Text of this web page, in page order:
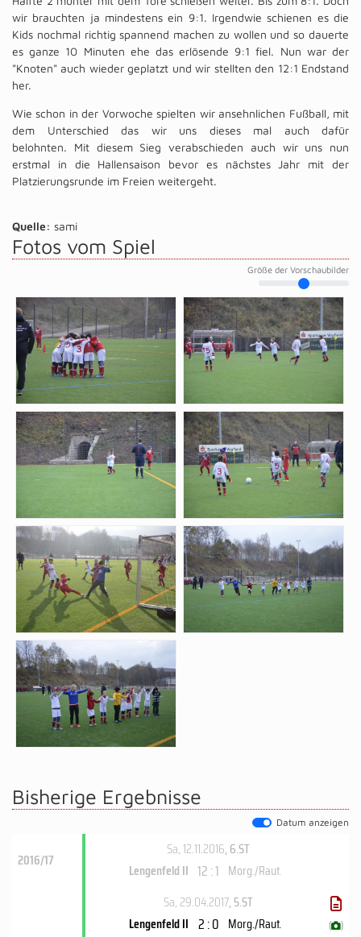
wir brauchten ja mindestens ein 9:1. Irgendwie schienen es die
Kids nochmal richtig spannend machen zu wollen und so dauerte
es ganze 10 Minuten ehe das erlösende 9:1 fiel. Nun war der
"Knoten" auch wieder geplatzt und wir stellten den 12:1 Endstand
her.
Wie schon in der Vorwoche spielten wir ansehnlichen Fußball, mit
dem Unterschied das wir uns dieses mal auch dafür
belohnten. Mit diesem Sieg verabschieden auch wir uns nun
erstmal in die Hallensaison bevor es nächstes Jahr mit der
Platzierungsrunde im Freien weitergeht.
Quelle: sami
Fotos vom Spiel
Größe der Vorschaubilder
Bisherige Ergebnisse
Datum anzeigen
2016/17
Sa, 12.11.2016, 6.ST
Lengenfeld II 12 : 1 Morg./Raut.
Sa, 29.04.2017, 5.ST
Lengenfeld II 2 : 0 Morg./Raut. ( )